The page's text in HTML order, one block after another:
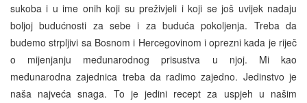
sukoba i u ime onih koji su preživjeli i koji se još uvijek nadaju
boljoj budućnosti za sebe i za buduća pokoljenja. Treba da
budemo strpljivi sa Bosnom i Hercegovinom i oprezni kada je riječ
o mijenjanju međunarodnog prisustva u njoj. Mi kao
međunarodna zajednica treba da radimo zajedno. Jedinstvo je
naša najveća snaga. To je jedini recept za uspjeh u našim